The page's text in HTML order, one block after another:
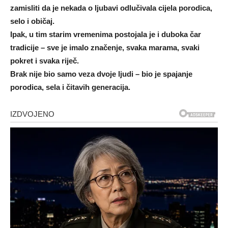
zamisliti da je nekada o ljubavi odlučivala cijela porodica,
selo i običaj.
Ipak, u tim starim vremenima postojala je i duboka čar
tradicije – sve je imalo značenje, svaka marama, svaki
pokret i svaka riječ.
Brak nije bio samo veza dvoje ljudi – bio je spajanje
porodica, sela i čitavih generacija.